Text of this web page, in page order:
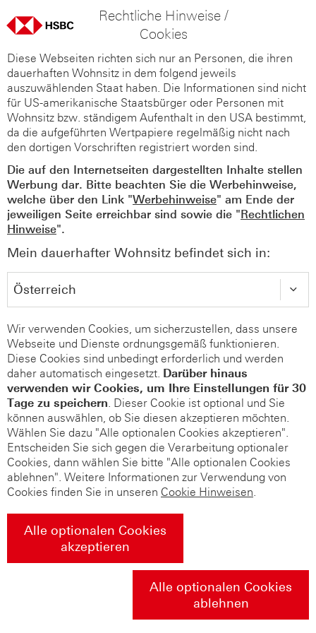
Rechtliche Hinweise /
Cookies
Diese Webseiten richten sich nur an Personen, die ihren
dauerhaften Wohnsitz in dem folgend jeweils
auszuwählenden Staat haben. Die Informationen sind nicht
für US-amerikanische Staatsbürger oder Personen mit
Wohnsitz bzw. ständigem Aufenthalt in den USA bestimmt,
da die aufgeführten Wertpapiere regelmäßig nicht nach
den dortigen Vorschriften registriert worden sind.
Die auf den Internetseiten dargestellten Inhalte stellen
Werbung dar. Bitte beachten Sie die Werbehinweise,
welche über den Link "Werbehinweise" am Ende der
jeweiligen Seite erreichbar sind sowie die "Rechtlichen
Hinweise".
Mein dauerhafter Wohnsitz befindet sich in:
Wir verwenden Cookies, um sicherzustellen, dass unsere
Webseite und Dienste ordnungsgemäß funktionieren.
Diese Cookies sind unbedingt erforderlich und werden
daher automatisch eingesetzt. Darüber hinaus
verwenden wir Cookies, um Ihre Einstellungen für 30
Tage zu speichern. Dieser Cookie ist optional und Sie
können auswählen, ob Sie diesen akzeptieren möchten.
Wählen Sie dazu "Alle optionalen Cookies akzeptieren".
Entscheiden Sie sich gegen die Verarbeitung optionaler
Cookies, dann wählen Sie bitte "Alle optionalen Cookies
ablehnen". Weitere Informationen zur Verwendung von
Cookies finden Sie in unseren Cookie Hinweisen.
Alle optionalen Cookies
akzeptieren
Alle optionalen Cookies
ablehnen